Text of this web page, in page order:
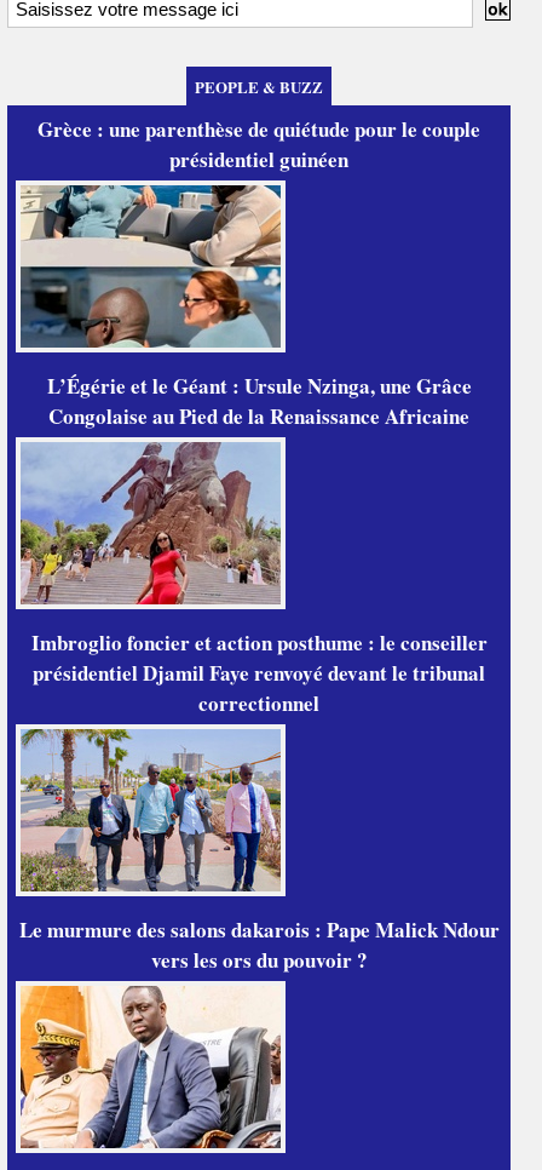
PEOPLE & BUZZ
Grèce : une parenthèse de quiétude pour le couple
présidentiel guinéen
L’Égérie et le Géant : Ursule Nzinga, une Grâce
Congolaise au Pied de la Renaissance Africaine
Imbroglio foncier et action posthume : le conseiller
présidentiel Djamil Faye renvoyé devant le tribunal
correctionnel
Le murmure des salons dakarois : Pape Malick Ndour
vers les ors du pouvoir ?